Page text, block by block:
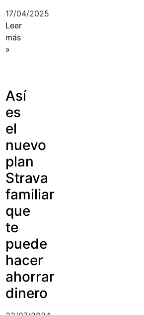
17/04/2025
Leer
más
»
Así
es
el
nuevo
plan
Strava
familiar
que
te
puede
hacer
ahorrar
dinero